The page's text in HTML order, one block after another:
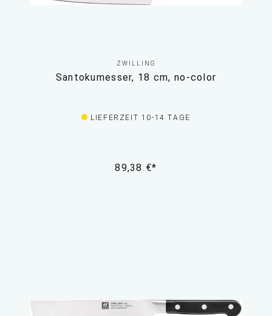
ZWILLING
Santokumesser, 18 cm, no-color
LIEFERZEIT 10-14 TAGE
89,38 €*